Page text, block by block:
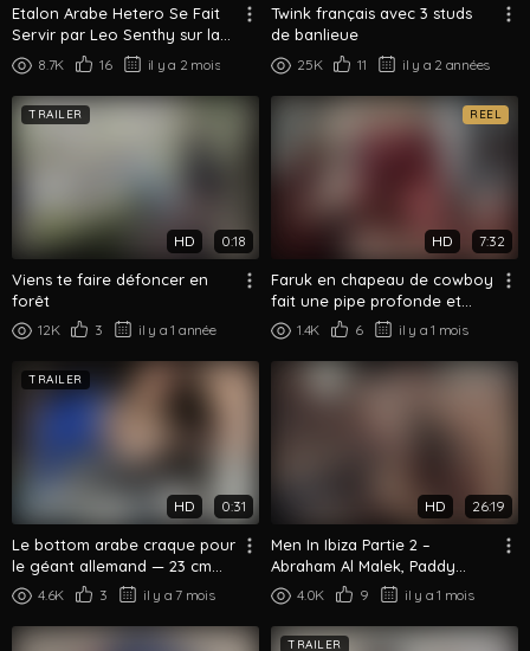
Etalon Arabe Hetero Se Fait
Servir par Leo Senthy sur la
Terrasse - CrunchBoy
8.7K 16 il y a 2 mois
Twink français avec 3 studs
de banlieue
25K 11 il y a 2 années
TRAILER
HD 0:18
Viens te faire défoncer en
forêt
12K 3 il y a 1 année
REEL
HD 7:32
Faruk en chapeau de cowboy
fait une pipe profonde et
gourmande
1.4K 6 il y a 1 mois
TRAILER
HD 0:31
Le bottom arabe craque pour
le géant allemand — 23 cm
bien profonds
4.6K 3 il y a 7 mois
HD 26:19
Men In Ibiza Partie 2 –
Abraham Al Malek, Paddy
O'Brian
4.0K 9 il y a 1 mois
TRAILER